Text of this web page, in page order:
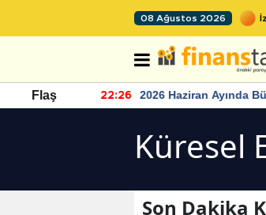
08 Ağustos 2026
Flaş 22:26
2026 Haziran Ayında
Yaşandı
Küresel
Son Dakika